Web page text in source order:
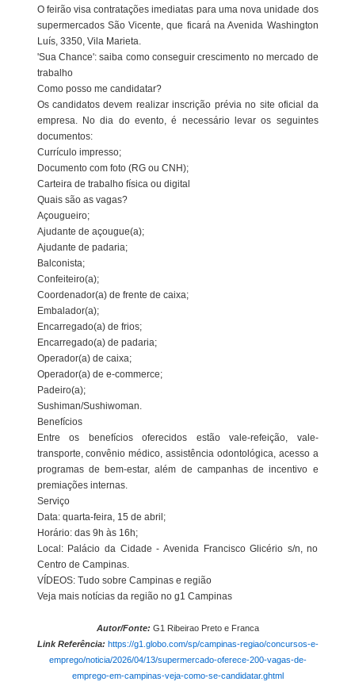
O feirão visa contratações imediatas para uma nova unidade dos
supermercados São Vicente, que ficará na Avenida Washington
Luís, 3350, Vila Marieta.
'Sua Chance': saiba como conseguir crescimento no mercado de
trabalho
Como posso me candidatar?
Os candidatos devem realizar inscrição prévia no site oficial da
empresa. No dia do evento, é necessário levar os seguintes
documentos:
Currículo impresso;
Documento com foto (RG ou CNH);
Carteira de trabalho física ou digital
Quais são as vagas?
Açougueiro;
Ajudante de açougue(a);
Ajudante de padaria;
Balconista;
Confeiteiro(a);
Coordenador(a) de frente de caixa;
Embalador(a);
Encarregado(a) de frios;
Encarregado(a) de padaria;
Operador(a) de caixa;
Operador(a) de e-commerce;
Padeiro(a);
Sushiman/Sushiwoman.
Benefícios
Entre os benefícios oferecidos estão vale-refeição, vale-
transporte, convênio médico, assistência odontológica, acesso a
programas de bem-estar, além de campanhas de incentivo e
premiações internas.
Serviço
Data: quarta-feira, 15 de abril;
Horário: das 9h às 16h;
Local: Palácio da Cidade - Avenida Francisco Glicério s/n, no
Centro de Campinas.
VÍDEOS: Tudo sobre Campinas e região
Veja mais notícias da região no g1 Campinas
Autor/Fonte: G1 Ribeirao Preto e Franca
Link Referência: https://g1.globo.com/sp/campinas-regiao/concursos-e-
emprego/noticia/2026/04/13/supermercado-oferece-200-vagas-de-
emprego-em-campinas-veja-como-se-candidatar.ghtml